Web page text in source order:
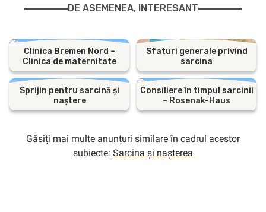
DE ASEMENEA, INTERESANT
Clinica Bremen Nord –
Clinica de maternitate
Sfaturi generale privind
sarcina
Sprijin pentru sarcină și
naștere
Consiliere în timpul sarcinii
– Rosenak-Haus
Găsiți mai multe anunțuri similare în cadrul acestor
subiecte: Sarcina și nașterea